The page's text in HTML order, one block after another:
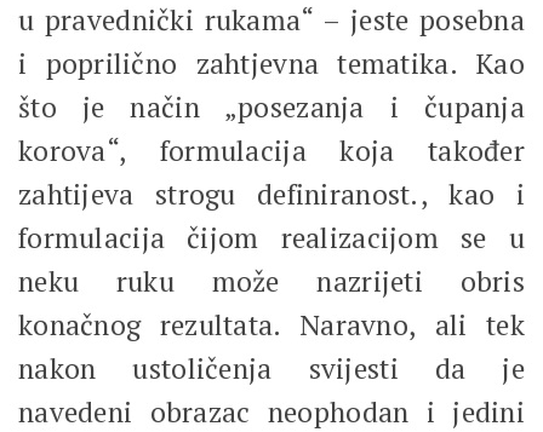
u pravednički rukama“ – jeste posebna
i poprilično zahtjevna tematika. Kao
što je način „posezanja i čupanja
korova“, formulacija koja također
zahtijeva strogu definiranost., kao i
formulacija čijom realizacijom se u
neku ruku može nazrijeti obris
konačnog rezultata. Naravno, ali tek
nakon ustoličenja svijesti da je
navedeni obrazac neophodan i jedini